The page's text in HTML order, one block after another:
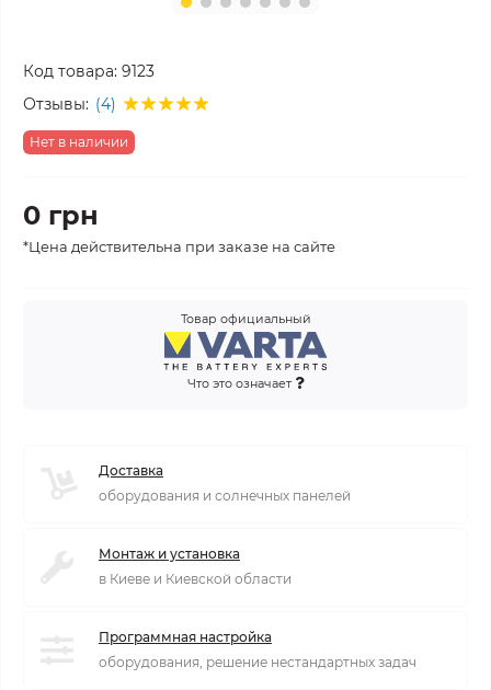
Код товара: 9123
Отзывы: (4)
Нет в наличии
0 грн
*Цена действительна при заказе на сайте
Товар официальный
Что это означает
Доставка
оборудования и солнечных панелей
Монтаж и установка
в Киеве и Киевской области
Программная настройка
оборудования, решение нестандартных задач